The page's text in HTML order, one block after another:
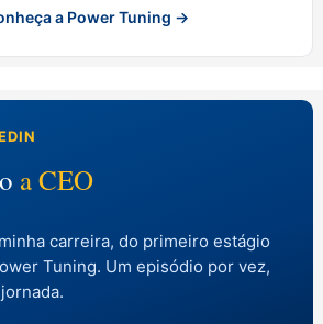
a Power Tuning →
a CEO
carreira, do primeiro estágio
Tuning. Um episódio por vez,